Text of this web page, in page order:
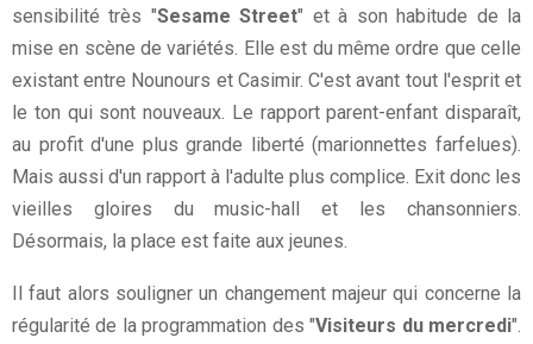
sensibilité très "Sesame Street" et à son habitude de la
mise en scène de variétés. Elle est du même ordre que celle
existant entre Nounours et Casimir. C'est avant tout l'esprit et
le ton qui sont nouveaux. Le rapport parent-enfant disparaît,
au profit d'une plus grande liberté (marionnettes farfelues).
Mais aussi d'un rapport à l'adulte plus complice. Exit donc les
vieilles gloires du music-hall et les chansonniers.
Désormais, la place est faite aux jeunes.
Il faut alors souligner un changement majeur qui concerne la
régularité de la programmation des "Visiteurs du mercredi".